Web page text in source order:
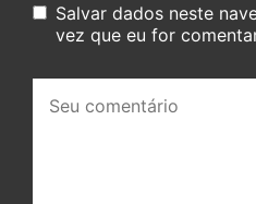
Salvar dados neste
vez que eu for
comentário: